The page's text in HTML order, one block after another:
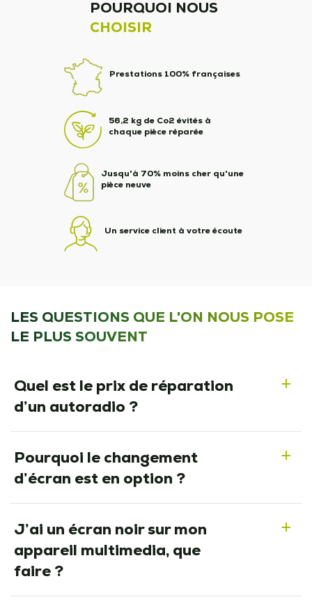
POURQUOI NOUS
CHOISIR
Prestations 100% françaises
56,2 kg de Co2 évités à
chaque pièce réparée
Jusqu'à 70% moins cher qu'une
pièce neuve
Un service client à votre écoute
LES QUESTIONS QUE L'ON NOUS POSE
LE PLUS SOUVENT
a
Quel est le prix de réparation
d’un autoradio ?
a
Pourquoi le changement
d’écran est en option ?
a
J’ai un écran noir sur mon
appareil multimedia, que
faire ?